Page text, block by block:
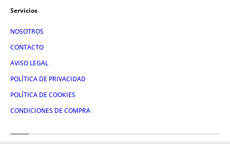
Servicios
NOSOTROS
CONTACTO
AVISO LEGAL
POLÍTICA DE PRIVACIDAD
POLÍTICA DE COOKIES
CONDICIONES DE COMPRA